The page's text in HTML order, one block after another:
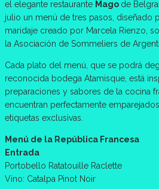
el elegante restaurante Mago de
julio un menú de tres pasos, diseñado
maridaje creado por Marcela Rienzo,
la Asociación de Sommeliers de
Cada plato del menú, que se podrá
reconocida bodega Atamisque, está
preparaciones y sabores de la cocina
encuentran perfectamente
etiquetas exclusivas.
Menú de la República Francesa
Entrada
Portobello Ratatouille Raclette
Vino: Catalpa Pinot Noir